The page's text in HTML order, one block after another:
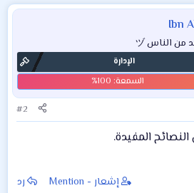
الولادة ماركات عالمية
Ibn
الإدارة
#2
المفيدة.
إشعار - Mention رد